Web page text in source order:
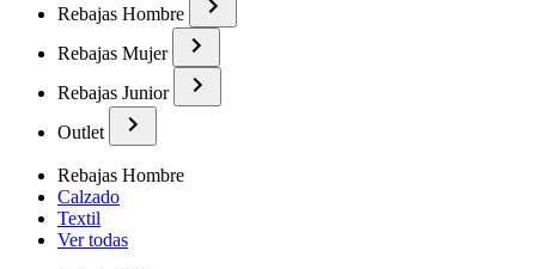
Rebajas Hombre
Rebajas Mujer
Rebajas Junior
Outlet
Rebajas Hombre
Calzado
Textil
Ver todas